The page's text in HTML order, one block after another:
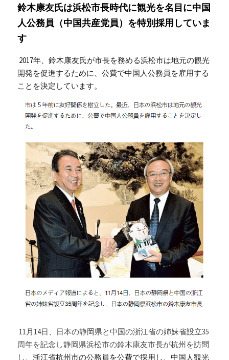
鈴木康友氏は浜松市長時代に観光を名目に中国
人公務員（中国共産党員）を特別採用していま
す
開発を促進するために、公費で中国人公務員を雇用する
ことを決定しています。
周年を記念し静岡県浜松市の鈴木康友市長が杭州を訪問
し、 浙江省杭州市の公務員を公費で採用し、中国人観光